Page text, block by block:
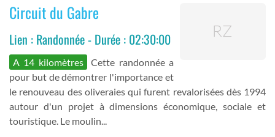
Circuit du Gabre
Lien : Randonnée - Durée : 02:30:00
A 14 kilomètres
Cette randonnée a
pour but de démontrer l'importance et
le renouveau des oliveraies qui furent revalorisées dès 1994
autour d'un projet à dimensions économique, sociale et
touristique. Le moulin...